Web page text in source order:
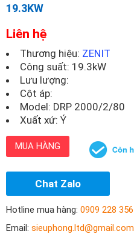
19.3KW
Liên hệ
Thương hiệu: ZENIT
Công suất: 19.3kW
Lưu lượng:
Cột áp:
Model: DRP 2000/2/80
Xuất xứ: Ý
MUA HÀNG
Chat Zalo
Hotline mua hàng: 0909 228 356
Email: sieuphong.ltd@gmail.com